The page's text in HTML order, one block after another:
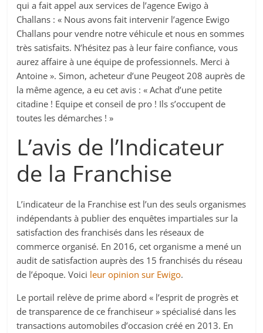
qui a fait appel aux services de l’agence Ewigo à
Challans : « Nous avons fait intervenir l’agence Ewigo
Challans pour vendre notre véhicule et nous en sommes
très satisfaits. N’hésitez pas à leur faire confiance, vous
aurez affaire à une équipe de professionnels. Merci à
Antoine ». Simon, acheteur d’une Peugeot 208 auprès de
la même agence, a eu cet avis : « Achat d’une petite
citadine ! Equipe et conseil de pro ! Ils s’occupent de
toutes les démarches ! »
L’avis de l’Indicateur
de la Franchise
L’indicateur de la Franchise est l’un des seuls organismes
indépendants à publier des enquêtes impartiales sur la
satisfaction des franchisés dans les réseaux de
commerce organisé. En 2016, cet organisme a mené un
audit de satisfaction auprès des 15 franchisés du réseau
de l’époque. Voici leur opinion sur Ewigo.
Le portail relève de prime abord « l’esprit de progrès et
de transparence de ce franchiseur » spécialisé dans les
transactions automobiles d’occasion créé en 2013. En